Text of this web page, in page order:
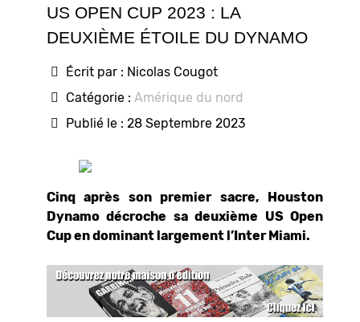
US OPEN CUP 2023 : LA
DEUXIÈME ÉTOILE DU DYNAMO
Écrit par : Nicolas Cougot
Catégorie : Amérique du nord
Publié le : 28 Septembre 2023
Cinq après son premier sacre, Houston
Dynamo décroche sa deuxième US Open
Cup en dominant largement l’Inter Miami.